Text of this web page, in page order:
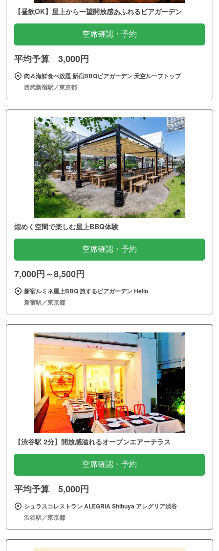
【昼飲OK】屋上から一望開放感あふれるビアガーデン
空席確認・予約
平均予算 3,000円
肉＆海鮮食べ放題 新宿BBQビアガーデン 天空ルーフトップ
西武新宿駅／東京都
煌めく空間で楽しむ屋上BBQ体験
空席確認・予約
7,000円～8,500円
新宿ルミネ屋上BBQ 旅するビアガーデン Hello
新宿駅／東京都
【渋谷駅 2分】開放感溢れるオープンエアーテラス
空席確認・予約
平均予算 5,000円
シュラスコレストラン ALEGRIA Shibuya アレグリア渋谷
渋谷駅／東京都